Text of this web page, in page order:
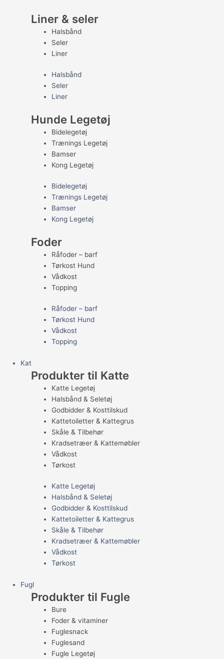
Liner & seler
Halsbånd
Seler
Liner
Halsbånd
Seler
Liner
Hunde Legetøj
Bidelegetøj
Trænings Legetøj
Bamser
Kong Legetøj
Bidelegetøj
Trænings Legetøj
Bamser
Kong Legetøj
Foder
Råfoder – barf
Tørkost Hund
Vådkost
Topping
Råfoder – barf
Tørkost Hund
Vådkost
Topping
Kat
Produkter til Katte
Katte Legetøj
Halsbånd & Seletøj
Godbidder & Kosttilskud
Kattetoiletter & Kattegrus
Skåle & Tilbehør
Kradsetræer & Kattemøbler
Vådkost
Tørkost
Katte Legetøj
Halsbånd & Seletøj
Godbidder & Kosttilskud
Kattetoiletter & Kattegrus
Skåle & Tilbehør
Kradsetræer & Kattemøbler
Vådkost
Tørkost
Fugl
Produkter til Fugle
Bure
Foder & vitaminer
Fuglesnack
Fuglesand
Fugle Legetøj